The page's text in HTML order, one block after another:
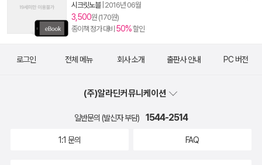
시크릿노블| 2016년 06월
3,500원 (170원)
종이책 정가 대비 50%할인
로그인 전체 메뉴 회사 소개 출판사 안내 PC 버전
(주)알라딘커뮤니케이션
일반문의 (발신자 부담) 1544-2514
1:1 문의 FAQ